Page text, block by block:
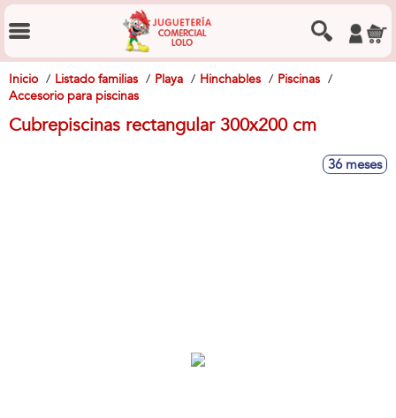
Inicio Listado familias Playa Hinchables
Piscinas
Accesorio para piscinas
Cubrepiscinas rectangular 300x200 cm
36 meses